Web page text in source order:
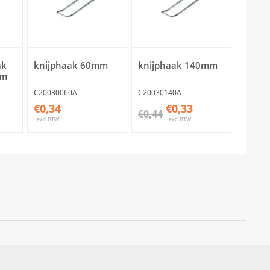
knijphaak 60mm
C20030060A
€0,34
excl.BTW
knijphaak 140mm
C20030140A
€0,44 €0,33
excl.BTW